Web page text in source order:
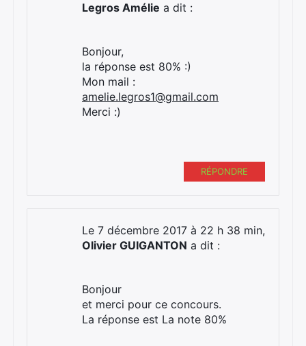
Legros Amélie a dit :
Bonjour,
la réponse est 80% :)
Mon mail :
amelie.legros1@gmail.com
Merci :)
RÉPONDRE
Le 7 décembre 2017 à 22 h 38 min,
Olivier GUIGANTON a dit :
Bonjour
et merci pour ce concours.
La réponse est La note 80%